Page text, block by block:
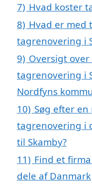
7) Hvad koster
8) Hvad er med
tagrenovering i
9) Oversigt
tagrenovering i
Nordfyns
10) Søg efter
tagrenovering i
til Skamby?
11) Find et
dele af Danmark